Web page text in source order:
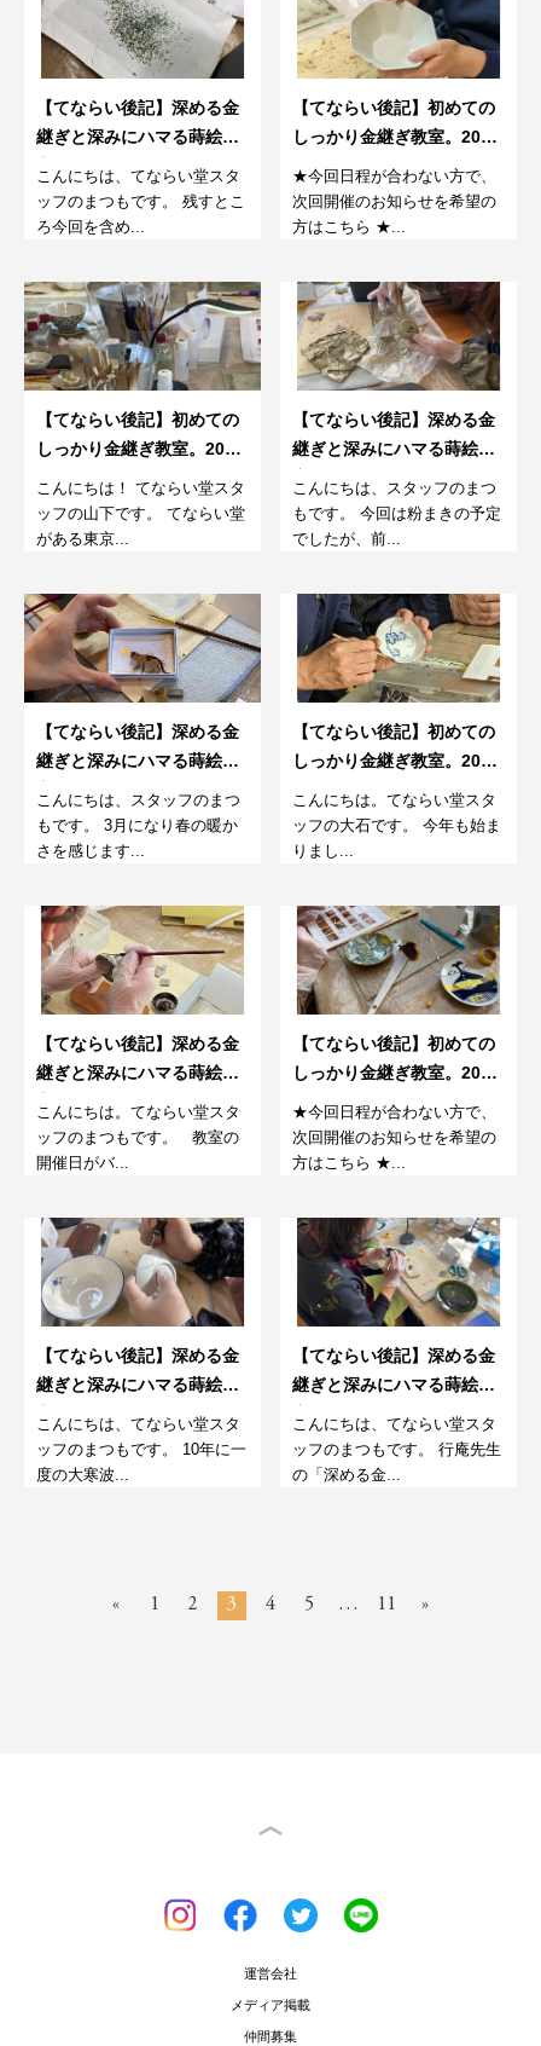
【てならい後記】深める金
継ぎと深みにハマる蒔絵教
室。23年春（第6回）
こんにちは、てならい堂スタ
ッフのまつもです。 残すとこ
ろ今回を含め...
【てならい後記】初めての
しっかり金継ぎ教室。2023
春～5回目～
★今回日程が合わない方で、
次回開催のお知らせを希望の
方はこちら ★...
【てならい後記】初めての
しっかり金継ぎ教室。2023
春～4回目～
こんにちは！ てならい堂スタ
ッフの山下です。 てならい堂
がある東京...
【てならい後記】深める金
継ぎと深みにハマる蒔絵教
室。23年春（第５回）
こんにちは、スタッフのまつ
もです。 今回は粉まきの予定
でしたが、前...
【てならい後記】深める金
継ぎと深みにハマる蒔絵教
室。23年春（第4回）
こんにちは、スタッフのまつ
もです。 3月になり春の暖か
さを感じます...
【てならい後記】初めての
しっかり金継ぎ教室。2023
春～2回目～
こんにちは。てならい堂スタ
ッフの大石です。 今年も始ま
りまし...
【てならい後記】深める金
継ぎと深みにハマる蒔絵教
室。23年春（第3回）
こんにちは。てならい堂スタ
ッフのまつもです。 教室の
開催日がバ...
【てならい後記】初めての
しっかり金継ぎ教室。2023
春～1回目～
★今回日程が合わない方で、
次回開催のお知らせを希望の
方はこちら ★...
【てならい後記】深める金
継ぎと深みにハマる蒔絵教
室。23年春（第2回）
こんにちは、てならい堂スタ
ッフのまつもです。 10年に一
度の大寒波...
【てならい後記】深める金
継ぎと深みにハマる蒔絵教
室。23年春（第1回）
こんにちは、てならい堂スタ
ッフのまつもです。 行庵先生
の「深める金...
« 1 2 3 4 5 … 11 »
運営会社
メディア掲載
仲間募集